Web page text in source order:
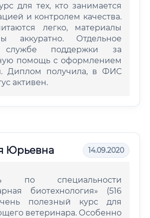
для тех, кто занимается
и контролем качества.
легко, материалы
аккуратно. Отдельное
службе поддержки за
помощь с оформлением
Диплом получила, в ФИС
активен.
Юрьевна 14.09.2020
по специальности
биотехнология» (516
полезный курс для
ветеринара. Особенно